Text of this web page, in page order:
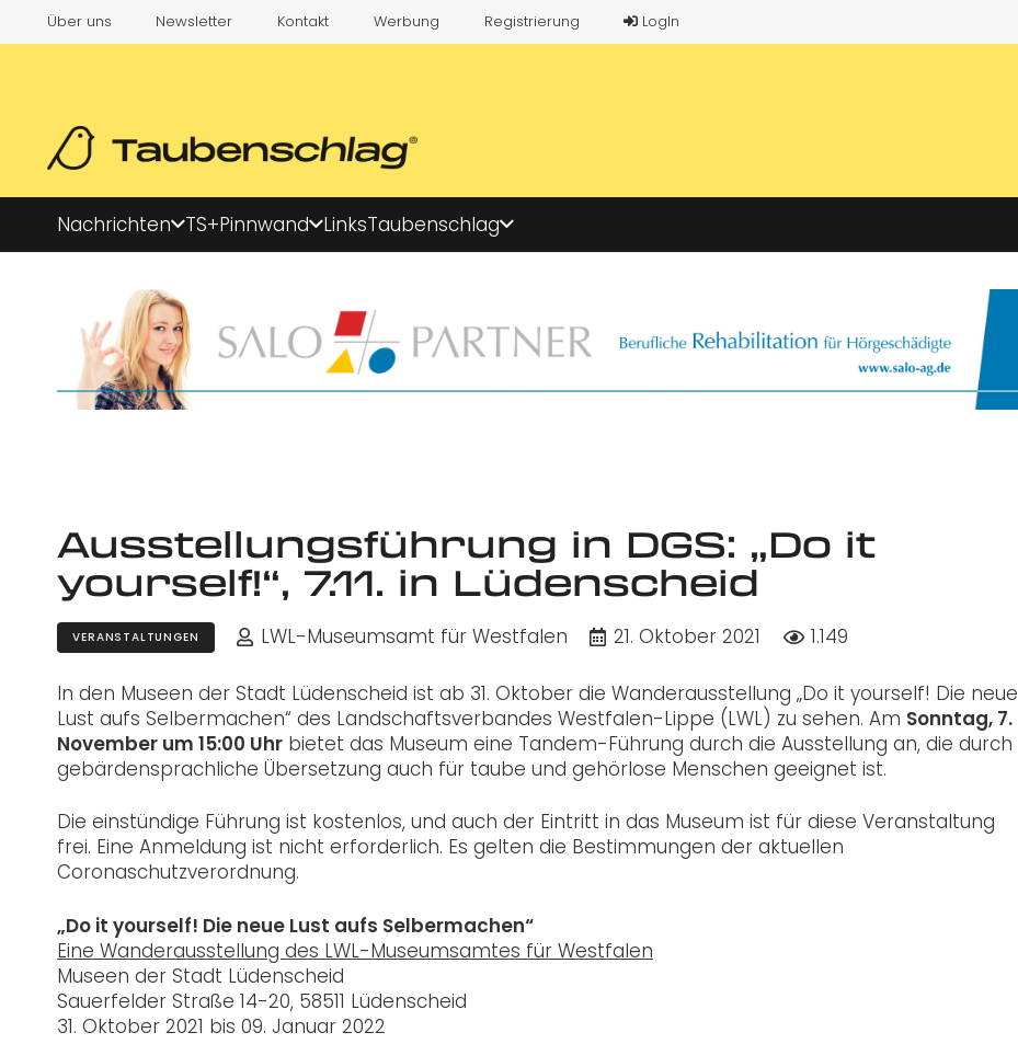
Über uns Newsletter Kontakt Werbung Registrierung LogIn
Nachrichten TS+Pinnwand LinksTaubenschlag
Ausstellungsführung in DGS: „Do it
yourself!“, 7.11. in Lüdenscheid
VERANSTALTUNGEN LWL-Museumsamt für Westfalen 21. Oktober 2021 1.149
In den Museen der Stadt Lüdenscheid ist ab 31. Oktober die Wanderausstellung „Do it yourself! Die neue
Lust aufs Selbermachen“ des Landschaftsverbandes Westfalen-Lippe (LWL) zu sehen. Am Sonntag, 7.
November um 15:00 Uhr bietet das Museum eine Tandem-Führung durch die Ausstellung an, die durch
gebärdensprachliche Übersetzung auch für taube und gehörlose Menschen geeignet ist.
Die einstündige Führung ist kostenlos, und auch der Eintritt in das Museum ist für diese Veranstaltung
frei. Eine Anmeldung ist nicht erforderlich. Es gelten die Bestimmungen der aktuellen
Coronaschutzverordnung.
„Do it yourself! Die neue Lust aufs Selbermachen“
Eine Wanderausstellung des LWL-Museumsamtes für Westfalen
Museen der Stadt Lüdenscheid
Sauerfelder Straße 14-20, 58511 Lüdenscheid
31. Oktober 2021 bis 09. Januar 2022